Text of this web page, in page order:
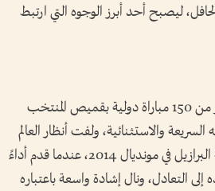
ليصبح أحد أبرز الوجوه التي ارتبط
وخاض الحارس المخضرم أكثر من 150 مباراة دولية بقميص المنتخب
والاستثنائية، ولفت أنظار العالم
بصورة خاصة خلال مواجهة البرازيل في مونديال 2014، عندما قدم أداءً
إلى التعادل، ونال إشادة واسعة باعتباره